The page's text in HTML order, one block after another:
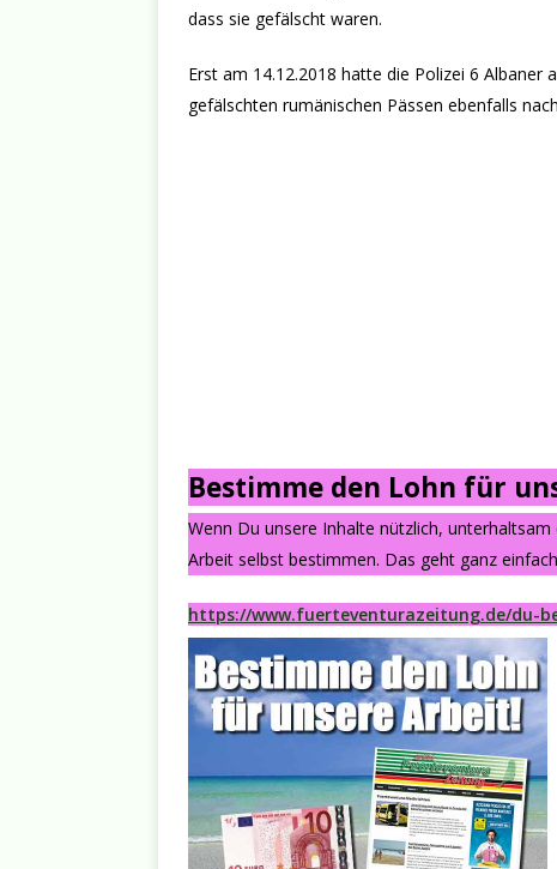
dass sie gefälscht waren.
Erst am 14.12.2018 hatte die Polizei 6
gefälschten rumänischen Pässen ebenfalls
Bestimme den Lohn für
Wenn Du unsere Inhalte nützlich,
Arbeit selbst bestimmen. Das geht ganz
https://www.fuerteventurazeitung.de/du-